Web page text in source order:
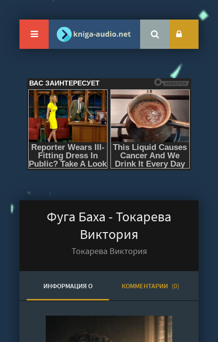
Фуга Баха - Токарева
Виктория
Токарева Виктория
ИНФОРМАЦИЯ О
АУДИОКНИГЕ
КОММЕНТАРИИ (0)